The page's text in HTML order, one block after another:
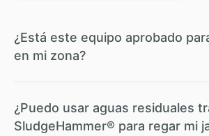
¿Está este equipo aprobado
en mi zona?
¿Puedo usar aguas residuales
SludgeHammer® para regar mi